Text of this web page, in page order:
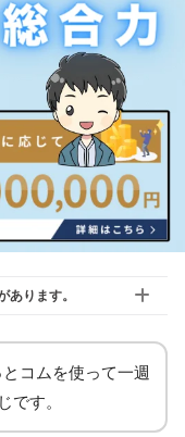
あります。
コムを使って一週
です。